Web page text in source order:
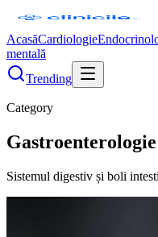
AcasăCardiologie
mentală
Trending
Category
Gastroenterologie
Sistemul digestiv și boli